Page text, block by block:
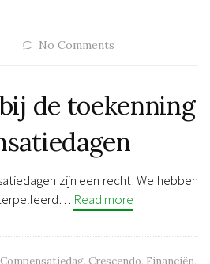
No Comments
de toekenning
zijn een recht! We hebben
Read more
Compensatiedag, Crescendo, Financiën,